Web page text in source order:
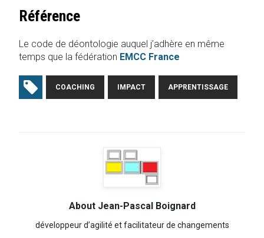
Référence
Le code de déontologie auquel j’adhère en même
temps que la fédération EMCC France
COACHING IMPACT APPRENTISSAGE
About Jean-Pascal Boignard
développeur d’agilité et facilitateur de changements